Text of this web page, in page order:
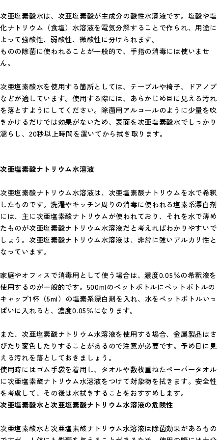
次亜塩素酸水は、次亜塩素酸が主成分の酸性水溶液です。塩酸や塩
化ナトリウム（食塩）水溶液を電気分解することで作られ、用途に
よって強酸性、弱酸性、微酸性に分けられます。
ものの除菌に使われることが一般的で、手指の消毒には使いませ
ん。
次亜塩素酸水を使用する箇所としては、テーブルや椅子、ドアノブ
などが適しています。使用する際には、あらかじめ目に見える汚れ
を落とすようにしてください。除菌用アルコールのように少量を吹
きかけるだけでは効果がないため、表面を次亜塩素酸水でしっかり
濡らし、20秒以上時間を置いてから拭き取ります。
次亜塩素酸ナトリウム水溶液
次亜塩素酸ナトリウム水溶液は、次亜塩素酸ナトリウムを水で希釈
したものです。洗濯やキッチン周りの消毒に使われる塩素系漂白剤
には、主に次亜塩素酸ナトリウムが使われており、それを水で薄め
たものが次亜塩素酸ナトリウム水溶液だと考えればわかりやすいで
しょう。次亜塩素酸ナトリウム水溶液は、非常に強いアルカリ性と
なっています。
家庭やオフィスで消毒用として使う場合は、濃度0.05％の希釈液を
使用するのが一般的です。500mlのペットボトルにペットボトルの
キャップ1杯（5ml）の塩素系漂白剤を入れ、水をペットボトルいっ
ぱいに入れると、濃度0.05％になります。
また、次亜塩素酸ナトリウム水溶液を使用する場合、金属製品はさ
びたり変色したりすることがあるので注意が必要です。予め目に見
える汚れを落としておきましょう。
使用時にはゴム手袋を着用し、タオルや数枚重ねたペーパータオル
に次亜塩素酸ナトリウム水溶液をつけて対象物を拭きます。安全性
を考慮して、その後は水拭きすることをおすすめします。
次亜塩素酸水と次亜塩素酸ナトリウム水溶液の危険性
次亜塩素酸水と次亜塩素酸ナトリウム水溶液は除菌効果があるもの